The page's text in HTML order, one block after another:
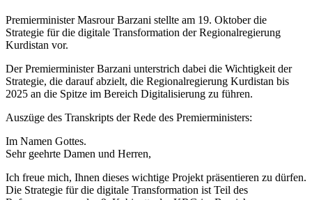
Premierminister Masrour Barzani stellte am 19. Oktober die
Strategie für die digitale Transformation der Regionalregierung
Kurdistan vor.
Der Premierminister Barzani unterstrich dabei die Wichtigkeit der
Strategie, die darauf abzielt, die Regionalregierung Kurdistan bis
2025 an die Spitze im Bereich Digitalisierung zu führen.
Auszüge des Transkripts der Rede des Premierministers:
Im Namen Gottes.
Sehr geehrte Damen und Herren,
Ich freue mich, Ihnen dieses wichtige Projekt präsentieren zu dürfen.
Die Strategie für die digitale Transformation ist Teil des